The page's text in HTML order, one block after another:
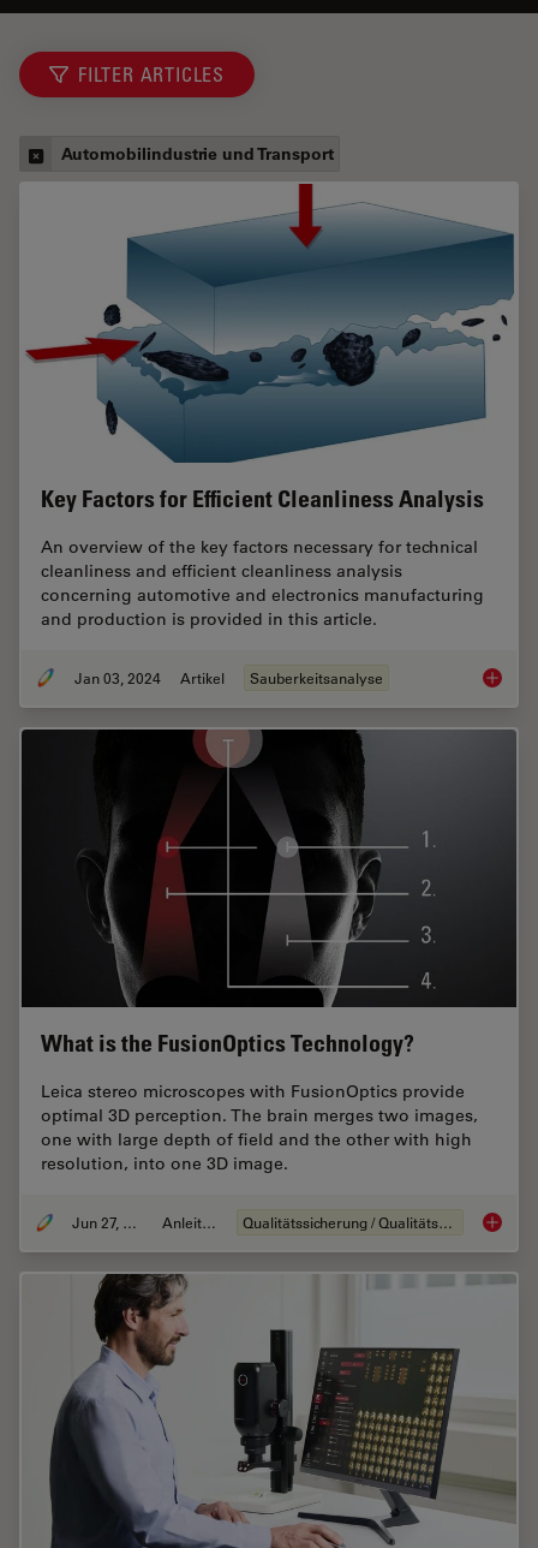
FILTER ARTICLES
Automobilindustrie und Transport
Key Factors for Efficient Cleanliness Analysis
An overview of the key factors necessary for technical
cleanliness and efficient cleanliness analysis
concerning automotive and electronics manufacturing
and production is provided in this article.
Jan 03, 2024 Artikel Sauberkeitsanalyse Key
What is the FusionOptics Technology?
Leica stereo microscopes with FusionOptics provide
optimal 3D perception. The brain merges two images,
one with large depth of field and the other with high
resolution, into one 3D image.
Jun 27, 2023 Anleitung Qualitätssicherung / Qualitätskontrolle What is